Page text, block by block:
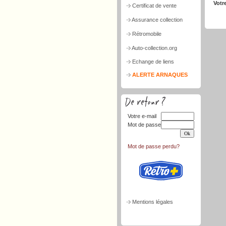
Certificat de vente
Assurance collection
Rétromobile
Auto-collection.org
Echange de liens
ALERTE ARNAQUES
Votre e-mail
Mot de passe
Mot de passe perdu?
Mentions légales